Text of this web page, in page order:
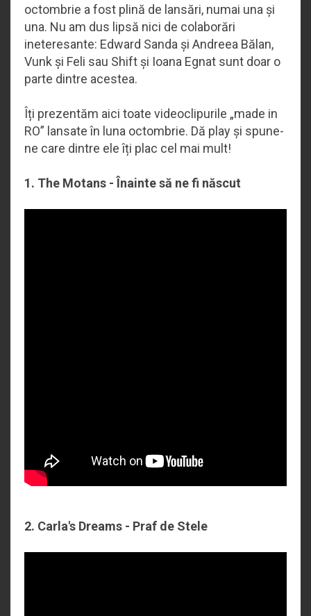
octombrie a fost plină de lansări, numai una și
una. Nu am dus lipsă nici de colaborări
ineteresante: Edward Sanda și Andreea Bălan,
Vunk și Feli sau Shift și Ioana Egnat sunt doar o
parte dintre acestea.
Îți prezentăm aici toate videoclipurile „made in
RO” lansate în luna octombrie. Dă play și spune-
ne care dintre ele îți plac cel mai mult!
1. The Motans - Înainte să ne fi născut
2. Carla's Dreams - Praf de Stele